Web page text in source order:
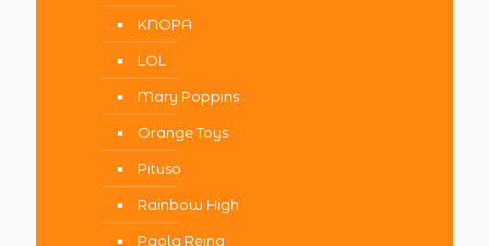
KNOPA
LOL
Mary Poppins
Orange Toys
Pituso
Rainbow High
Paola Reina